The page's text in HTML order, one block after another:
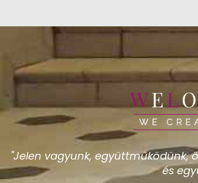
"Jelen vagyunk, együttműködünk,
és